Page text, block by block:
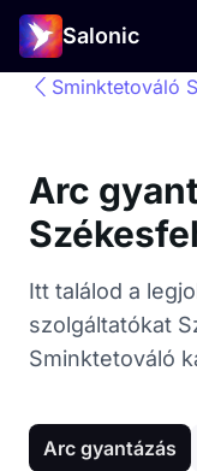
Salonic
Sminktetováló
Arc
Itt találod a
szolgáltatókat
Sminktetováló
Arc gyantázás